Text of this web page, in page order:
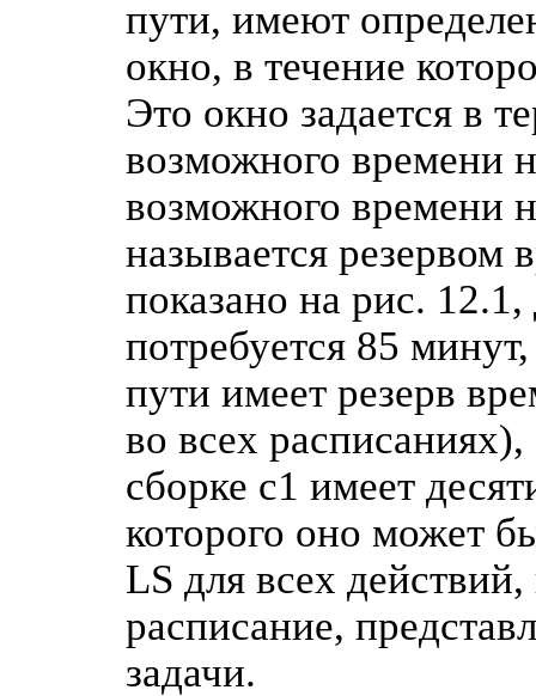
пути, имеют
окно, в течение
Это окно задается в
возможного времени
возможного времени
называется резервом
показано на рис.
потребуется 85
пути имеет резерв
во всех
сборке с1 имеет
которого оно может
LS для всех
расписание,
задачи.